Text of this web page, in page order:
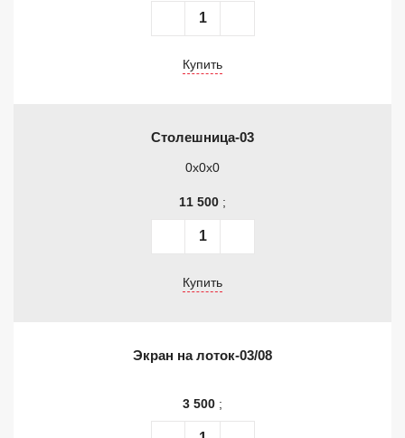
Купить
Столешница-03
0x0x0
11 500 ;
Купить
Экран на лоток-03/08
3 500 ;